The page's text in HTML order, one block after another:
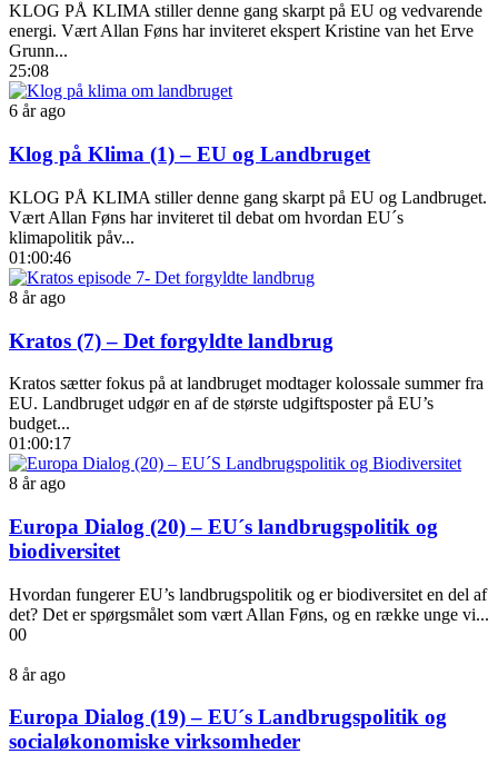
KLOG PÅ KLIMA stiller denne gang skarpt på EU og vedvarende
energi. Vært Allan Føns har inviteret ekspert Kristine van het Erve
Grunn...
25:08
6 år ago
Klog på Klima (1) – EU og Landbruget
KLOG PÅ KLIMA stiller denne gang skarpt på EU og Landbruget.
Vært Allan Føns har inviteret til debat om hvordan EU´s
klimapolitik påv...
01:00:46
8 år ago
Kratos (7) – Det forgyldte landbrug
Kratos sætter fokus på at landbruget modtager kolossale summer fra
EU. Landbruget udgør en af de største udgiftsposter på EU’s
budget...
01:00:17
8 år ago
Europa Dialog (20) – EU´s landbrugspolitik og
biodiversitet
Hvordan fungerer EU’s landbrugspolitik og er biodiversitet en del af
det? Det er spørgsmålet som vært Allan Føns, og en række unge vi...
00
8 år ago
Europa Dialog (19) – EU´s Landbrugspolitik og
socialøkonomiske virksomheder